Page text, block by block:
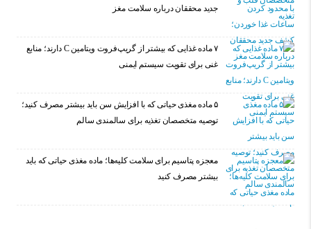
جدید محققان درباره سلامت مغز
۷ ماده غذایی که بیشتر از گریپ‌فروت ویتامین C دارند؛ منابع
غنی برای تقویت سیستم ایمنی
۵ ماده مغذی حیاتی که با افزایش سن باید بیشتر مصرف کنید؛
توصیه متخصصان تغذیه برای سالمندی سالم
معجزه پتاسیم برای سلامت کلیه‌ها؛ ماده مغذی حیاتی که باید
بیشتر مصرف کنید